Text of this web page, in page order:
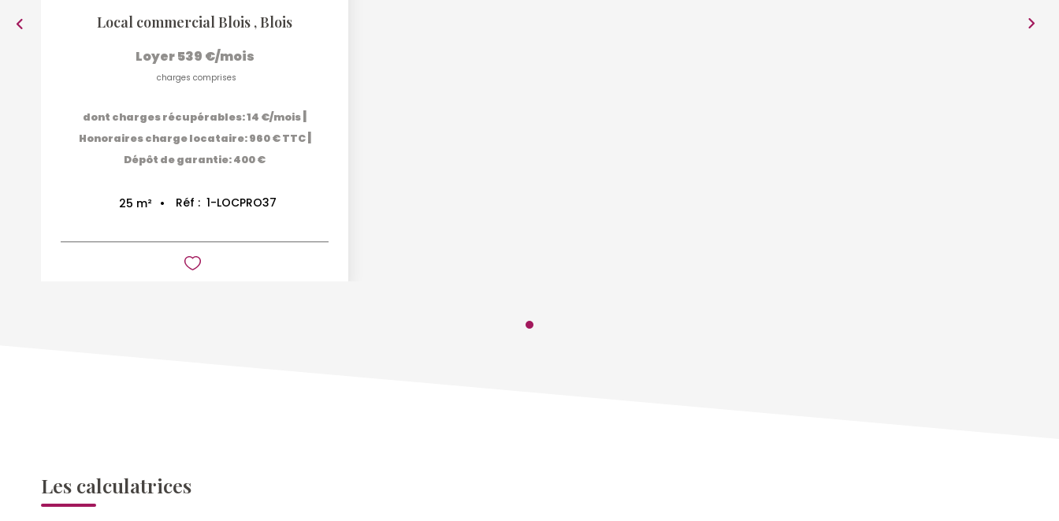
Local commercial Blois ,Blois
Loyer 539 €/mois
charges comprises
dont charges récupérables: 14 €/mois|
Honoraires charge locataire: 960 € TTC|
Dépôt de garantie: 400 €
25 m² Réf : 1-LOCPRO37
Les calculatrices